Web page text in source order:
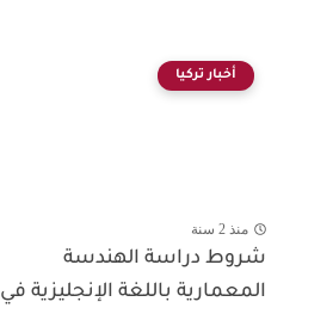
أخبار تركيا
منذ 2 سنة
شروط دراسة الهندسة
المعمارية باللغة الإنجليزية في